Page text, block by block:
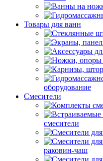
Товары для ванн
оборудование
Смесители
смесители
раковин-чаш